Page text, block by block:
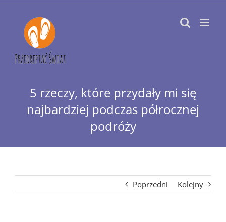
Przejdź
zawartości
5 rzeczy, które przydały mi się
najbardziej podczas półrocznej
podróży
Poprzedni Kolejny